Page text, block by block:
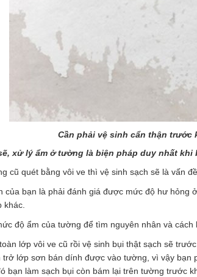
Cần phải vệ sinh cẩn thận
xử lý ẩm ở tường là biện pháp duy nhất
cũ quét bằng vôi ve thì vệ sinh sạch sẽ là vấn
của bạn là phải đánh giá được mức độ hư
khác.
độ ẩm của tường để tìm nguyên nhân và
lớp vôi ve cũ rồi vệ sinh bụi thật sạch sẽ
lớp sơn bán dính được vào tường, vì vậy bạn
bạn làm sạch bụi còn bám lại trên tường trước